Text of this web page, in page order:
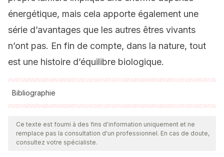
énergétique, mais cela apporte également une
série d’avantages que les autres êtres vivants
n’ont pas. En fin de compte, dans la nature, tout
est une histoire d’équilibre biologique.
Bibliographie
Toutes les sources citées ont été examinées en profondeur
par notre équipe pour garantir leur qualité, leur fiabilité, leur
actualité et leur validité. La bibliographie de cet article a été
Ce texte est fourni à des fins d'information uniquement et ne
remplace pas la consultation d'un professionnel. En cas de doute,
consultez votre spécialiste.